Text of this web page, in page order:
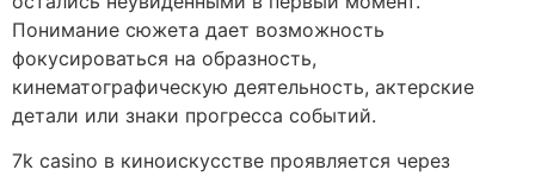
Понимание сюжета дает возможность
фокусироваться на образность,
кинематографическую деятельность, актерские
детали или знаки прогресса событий.
7k casino в киноискусстве проявляется через